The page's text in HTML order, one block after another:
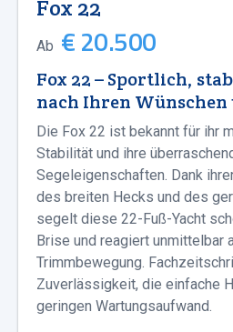
Fox 22
Ab € 20.500
Fox 22 – Sportlich,
nach Ihren Wünschen
Die Fox 22 ist bekannt für ihr
Stabilität und ihre
Segeleigenschaften. Dank
des breiten Hecks und des
segelt diese 22-Fuß-Yacht
Brise und reagiert unmittelbar
Trimmbewegung.
Zuverlässigkeit, die einfache
geringen Wartungsaufwand.